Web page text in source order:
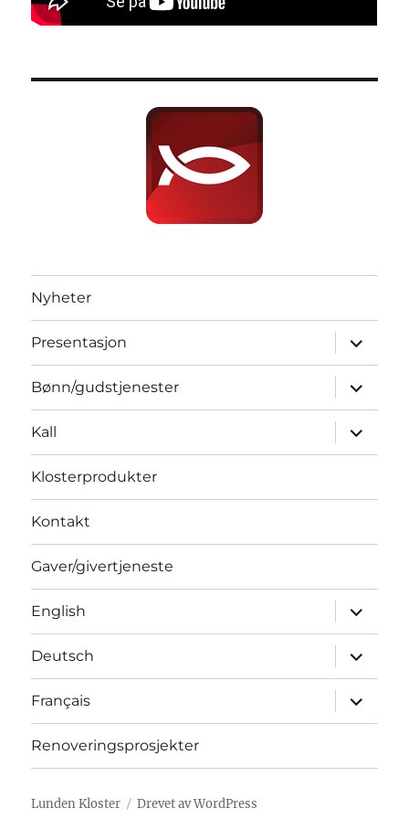
Nyheter
Presentasjon
Utvid
Bønn/gudstjenester
Utvid
Kall
Utvid
Klosterprodukter
Kontakt
Gaver/givertjeneste
English
Utvid
Deutsch
Utvid
Français
Utvid
Renoveringsprosjekter
Lunden Kloster Drevet av WordPress